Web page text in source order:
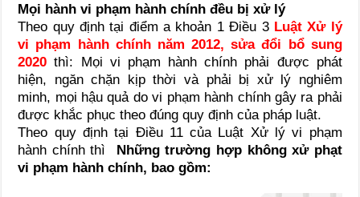
Mọi hành vi phạm hành chính đều bị xử lý
Theo quy định tại điểm a khoản 1 Điều 3 Luật Xử lý
vi phạm hành chính năm 2012, sửa đổi bổ sung
2020 thì: Mọi vi phạm hành chính phải được phát
hiện, ngăn chặn kịp thời và phải bị xử lý nghiêm
minh, mọi hậu quả do vi phạm hành chính gây ra phải
được khắc phục theo đúng quy định của pháp luật.
Theo quy định tại Điều 11 của Luật Xử lý vi phạm
hành chính thì
Những trường hợp không xử phạt
vi phạm hành chính, bao gồm: